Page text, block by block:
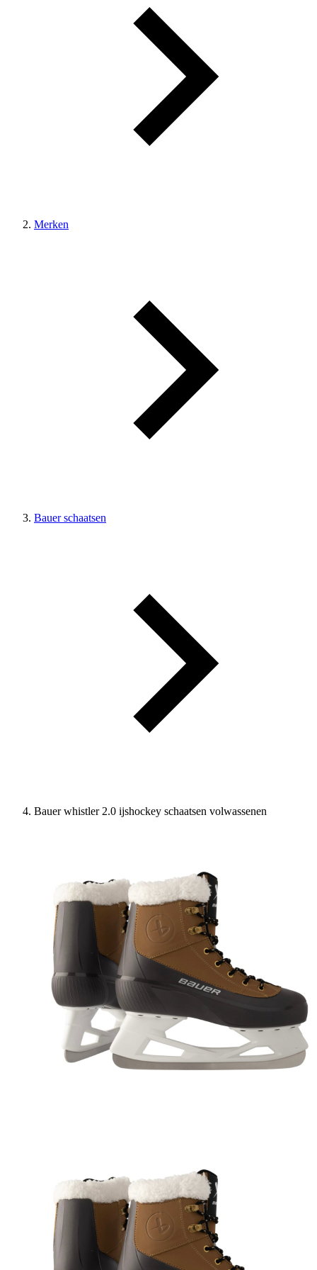
Merken
Bauer schaatsen
Bauer whistler 2.0 ijshockey schaatsen volwassenen